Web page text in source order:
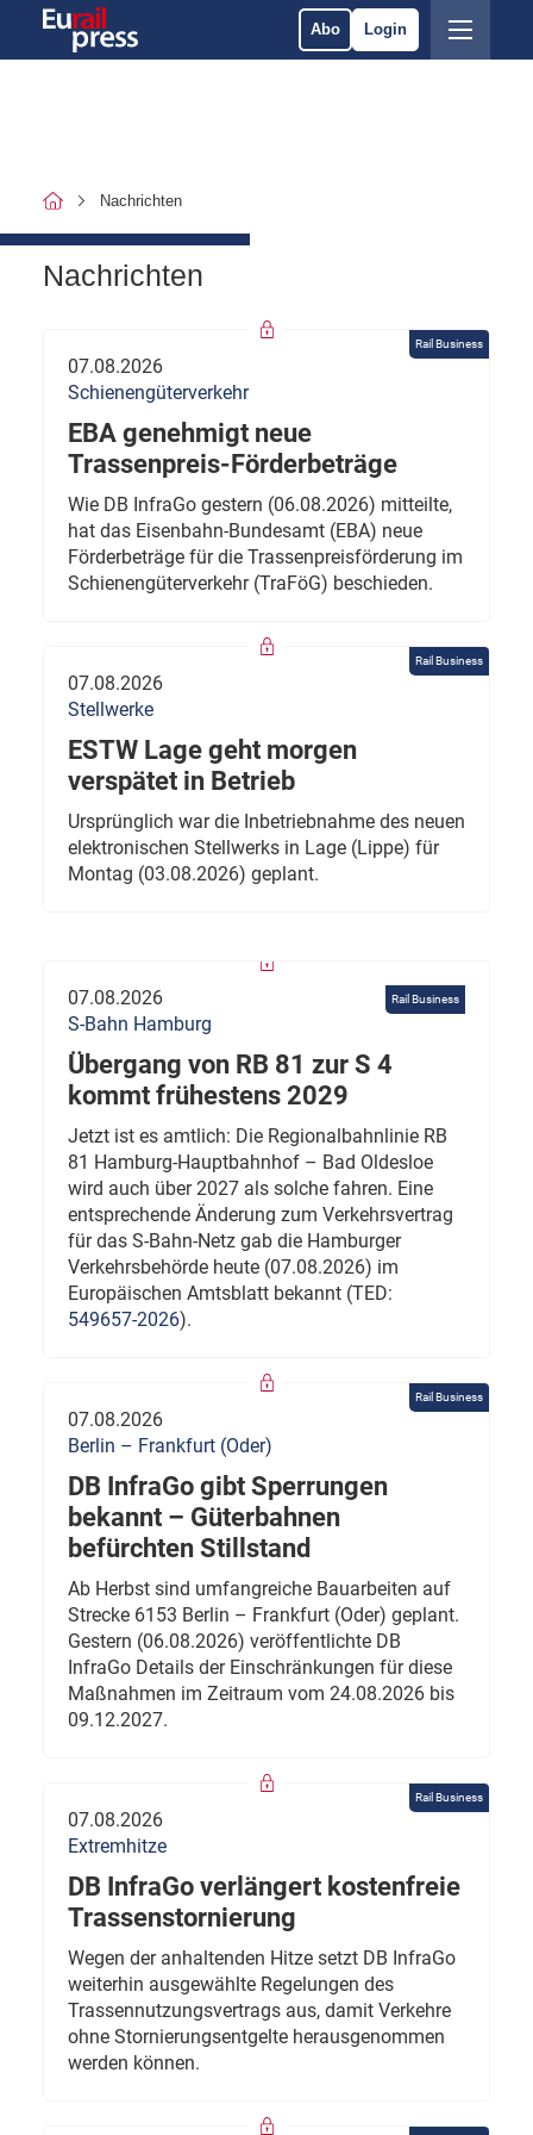
Abo Login
Nachrichten
Nachrichten
Rail Business
07.08.2026
Schienengüterverkehr
EBA genehmigt neue
Trassenpreis-Förderbeträge
Wie DB InfraGo gestern (06.08.2026) mitteilte,
hat das Eisenbahn-Bundesamt (EBA) neue
Förderbeträge für die Trassenpreisförderung im
Schienengüterverkehr (TraFöG) beschieden.
Rail Business
07.08.2026
Stellwerke
ESTW Lage geht morgen
verspätet in Betrieb
Ursprünglich war die Inbetriebnahme des neuen
elektronischen Stellwerks in Lage (Lippe) für
Montag (03.08.2026) geplant.
Rail Business
07.08.2026
S-Bahn Hamburg
Übergang von RB 81 zur S 4
kommt frühestens 2029
Jetzt ist es amtlich: Die Regionalbahnlinie RB
81 Hamburg-Hauptbahnhof – Bad Oldesloe
wird auch über 2027 als solche fahren. Eine
entsprechende Änderung zum Verkehrsvertrag
für das S-Bahn-Netz gab die Hamburger
Verkehrsbehörde heute (07.08.2026) im
Europäischen Amtsblatt bekannt (TED:
549657-2026).
Rail Business
07.08.2026
Berlin – Frankfurt (Oder)
DB InfraGo gibt Sperrungen
bekannt – Güterbahnen
befürchten Stillstand
Ab Herbst sind umfangreiche Bauarbeiten auf
Strecke 6153 Berlin – Frankfurt (Oder) geplant.
Gestern (06.08.2026) veröffentlichte DB
InfraGo Details der Einschränkungen für diese
Maßnahmen im Zeitraum vom 24.08.2026 bis
09.12.2027.
Rail Business
07.08.2026
Extremhitze
DB InfraGo verlängert kostenfreie
Trassenstornierung
Wegen der anhaltenden Hitze setzt DB InfraGo
weiterhin ausgewählte Regelungen des
Trassennutzungsvertrags aus, damit Verkehre
ohne Stornierungsentgelte herausgenommen
werden können.